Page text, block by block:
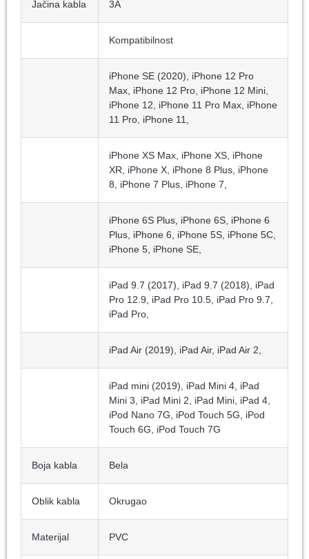
Jačina kabla 3A
Kompatibilnost
iPhone SE (2020), iPhone 12 Pro
Max, iPhone 12 Pro, iPhone 12 Mini,
iPhone 12, iPhone 11 Pro Max, iPhone
11 Pro, iPhone 11,
iPhone XS Max, iPhone XS, iPhone
XR, iPhone X, iPhone 8 Plus, iPhone
8, iPhone 7 Plus, iPhone 7,
iPhone 6S Plus, iPhone 6S, iPhone 6
Plus, iPhone 6, iPhone 5S, iPhone 5C,
iPhone 5, iPhone SE,
iPad 9.7 (2017), iPad 9.7 (2018), iPad
Pro 12.9, iPad Pro 10.5, iPad Pro 9.7,
iPad Pro,
iPad Air (2019), iPad Air, iPad Air 2,
iPad mini (2019), iPad Mini 4, iPad
Mini 3, iPad Mini 2, iPad Mini, iPad 4,
iPod Nano 7G, iPod Touch 5G, iPod
Touch 6G, iPod Touch 7G
Boja kabla Bela
Oblik kabla Okrugao
Materijal PVC